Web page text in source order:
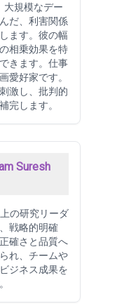
大規模なデー
だ、利害関係
ます。彼の幅
相乗効果を特
きます。仕事
愛好家です。
激し、批判的
完します。
Suresh
の研究リーダ
戦略的明確
確さと品質へ
れ、チームや
ジネス成果を